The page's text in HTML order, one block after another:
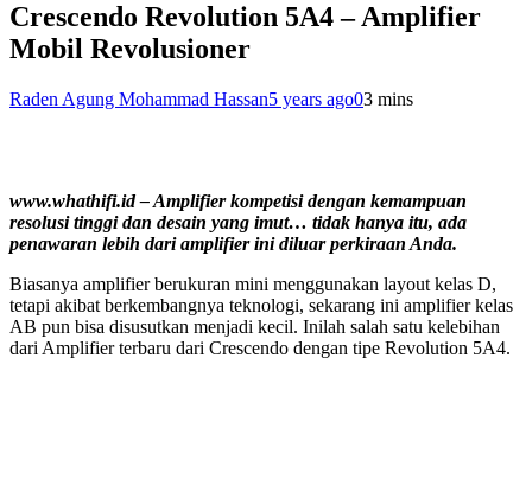
Crescendo Revolution 5A4 – Amplifier
Mobil Revolusioner
Raden Agung Mohammad Hassan5 years ago03 mins
www.whathifi.id – Amplifier kompetisi dengan kemampuan
resolusi tinggi dan desain yang imut… tidak hanya itu, ada
penawaran lebih dari amplifier ini diluar perkiraan Anda.
Biasanya amplifier berukuran mini menggunakan layout kelas D,
tetapi akibat berkembangnya teknologi, sekarang ini amplifier kelas
AB pun bisa disusutkan menjadi kecil. Inilah salah satu kelebihan
dari Amplifier terbaru dari Crescendo dengan tipe Revolution 5A4.